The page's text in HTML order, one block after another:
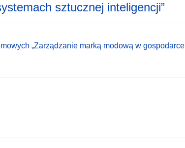
sztucznej inteligencji”
„Zarządzanie marką modową w gospodarce